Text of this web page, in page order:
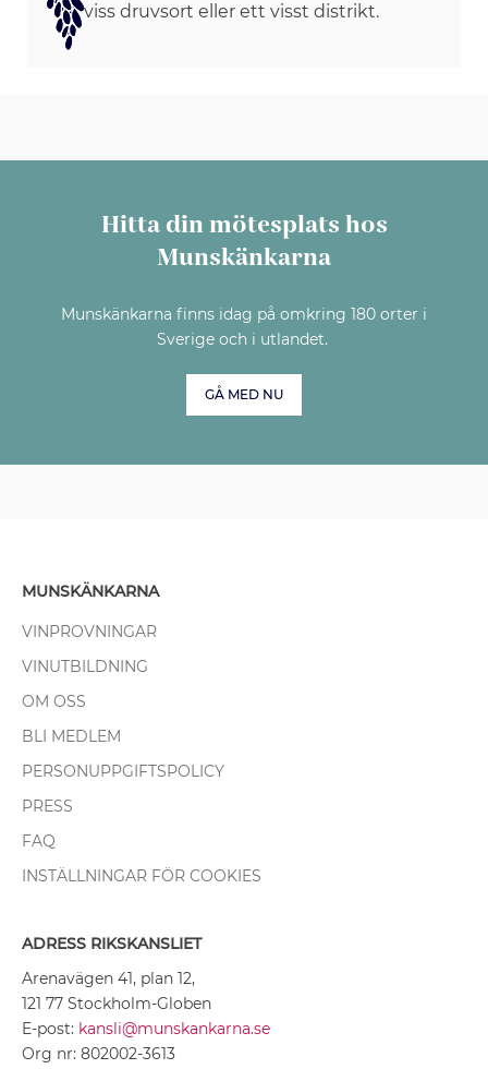
viss druvsort eller ett visst distrikt.
Hitta din mötesplats hos
Munskänkarna
Munskänkarna finns idag på omkring 180 orter i
Sverige och i utlandet.
GÅ MED NU
MUNSKÄNKARNA
VINPROVNINGAR
VINUTBILDNING
OM OSS
BLI MEDLEM
PERSONUPPGIFTSPOLICY
PRESS
FAQ
INSTÄLLNINGAR FÖR COOKIES
ADRESS RIKSKANSLIET
Arenavägen 41, plan 12,
121 77 Stockholm-Globen
E-post: kansli@munskankarna.se
Org nr: 802002-3613